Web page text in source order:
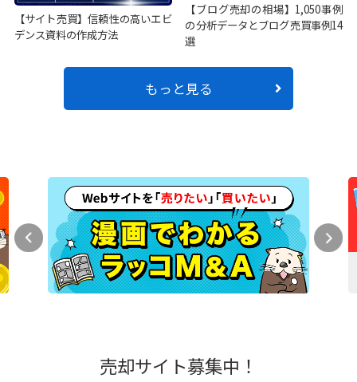
【サイト売買】信頼性の高いエビ
デンス資料の作成方法
【ブログ売却の相場】1,050事例
の分析データとブログ売買事例14
選
もっと見る
売却サイト募集中！